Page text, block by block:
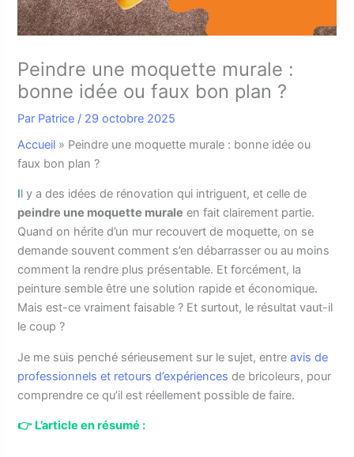
Peindre une moquette murale :
bonne idée ou faux bon plan ?
Par Patrice / 29 octobre 2025
Accueil » Peindre une moquette murale : bonne idée ou
faux bon plan ?
Il y a des idées de rénovation qui intriguent, et celle de
peindre une moquette murale en fait clairement partie.
Quand on hérite d’un mur recouvert de moquette, on se
demande souvent comment s’en débarrasser ou au moins
comment la rendre plus présentable. Et forcément, la
peinture semble être une solution rapide et économique.
Mais est-ce vraiment faisable ? Et surtout, le résultat vaut-il
le coup ?
Je me suis penché sérieusement sur le sujet, entreavis de
professionnels et retours d’expériences de bricoleurs, pour
comprendre ce qu’il est réellement possible de faire.
👉 L’article en résumé :